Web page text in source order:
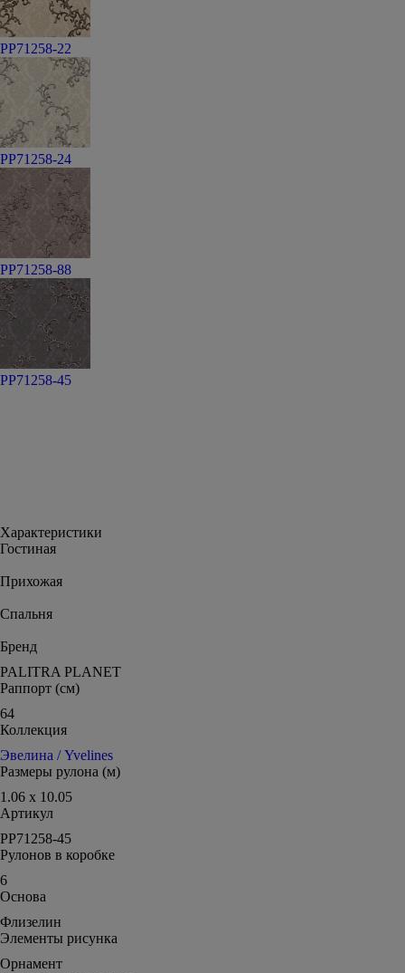
PP71258-22
PP71258-24
PP71258-88
PP71258-45
Характеристики
Гостиная
Прихожая
Спальня
Бренд
PALITRA PLANET
Раппорт (см)
64
Коллекция
Эвелина / Yvelines
Размеры рулона (м)
1.06 x 10.05
Артикул
PP71258-45
Рулонов в коробке
6
Основа
Флизелин
Элементы рисунка
Орнамент